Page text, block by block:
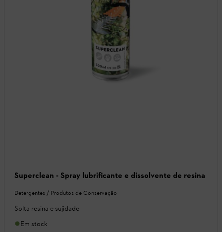
Superclean - Spray lubrificante e dissolvente de resina
Detergentes / Produtos de Conservação
Solta resina e sujidade
Em stock